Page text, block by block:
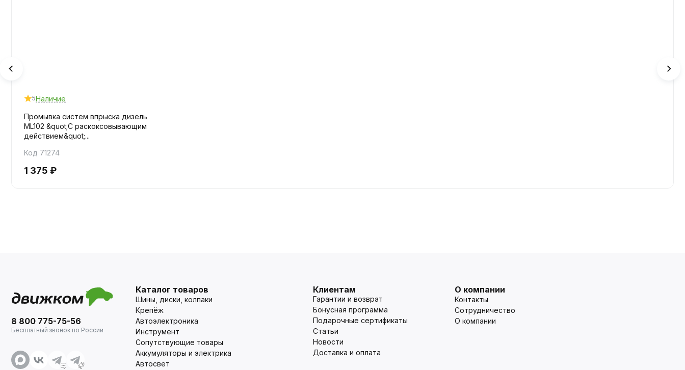
5Наличие
Промывка систем впрыска дизель
ML102 &quot;С раскоксовывающим
действием&quot;...
Код 71274
1 375 ₽
8 800 775-75-56
Бесплатный звонок по России
Каталог товаров
Шины, диски, колпаки
Крепёж
Автоэлектроника
Инструмент
Сопутствующие товары
Аккумуляторы и электрика
Автосвет
Клиентам
Гарантии и возврат
Бонусная программа
Подарочные сертификаты
Статьи
Новости
Доставка и оплата
О компании
Контакты
Сотрудничество
О компании